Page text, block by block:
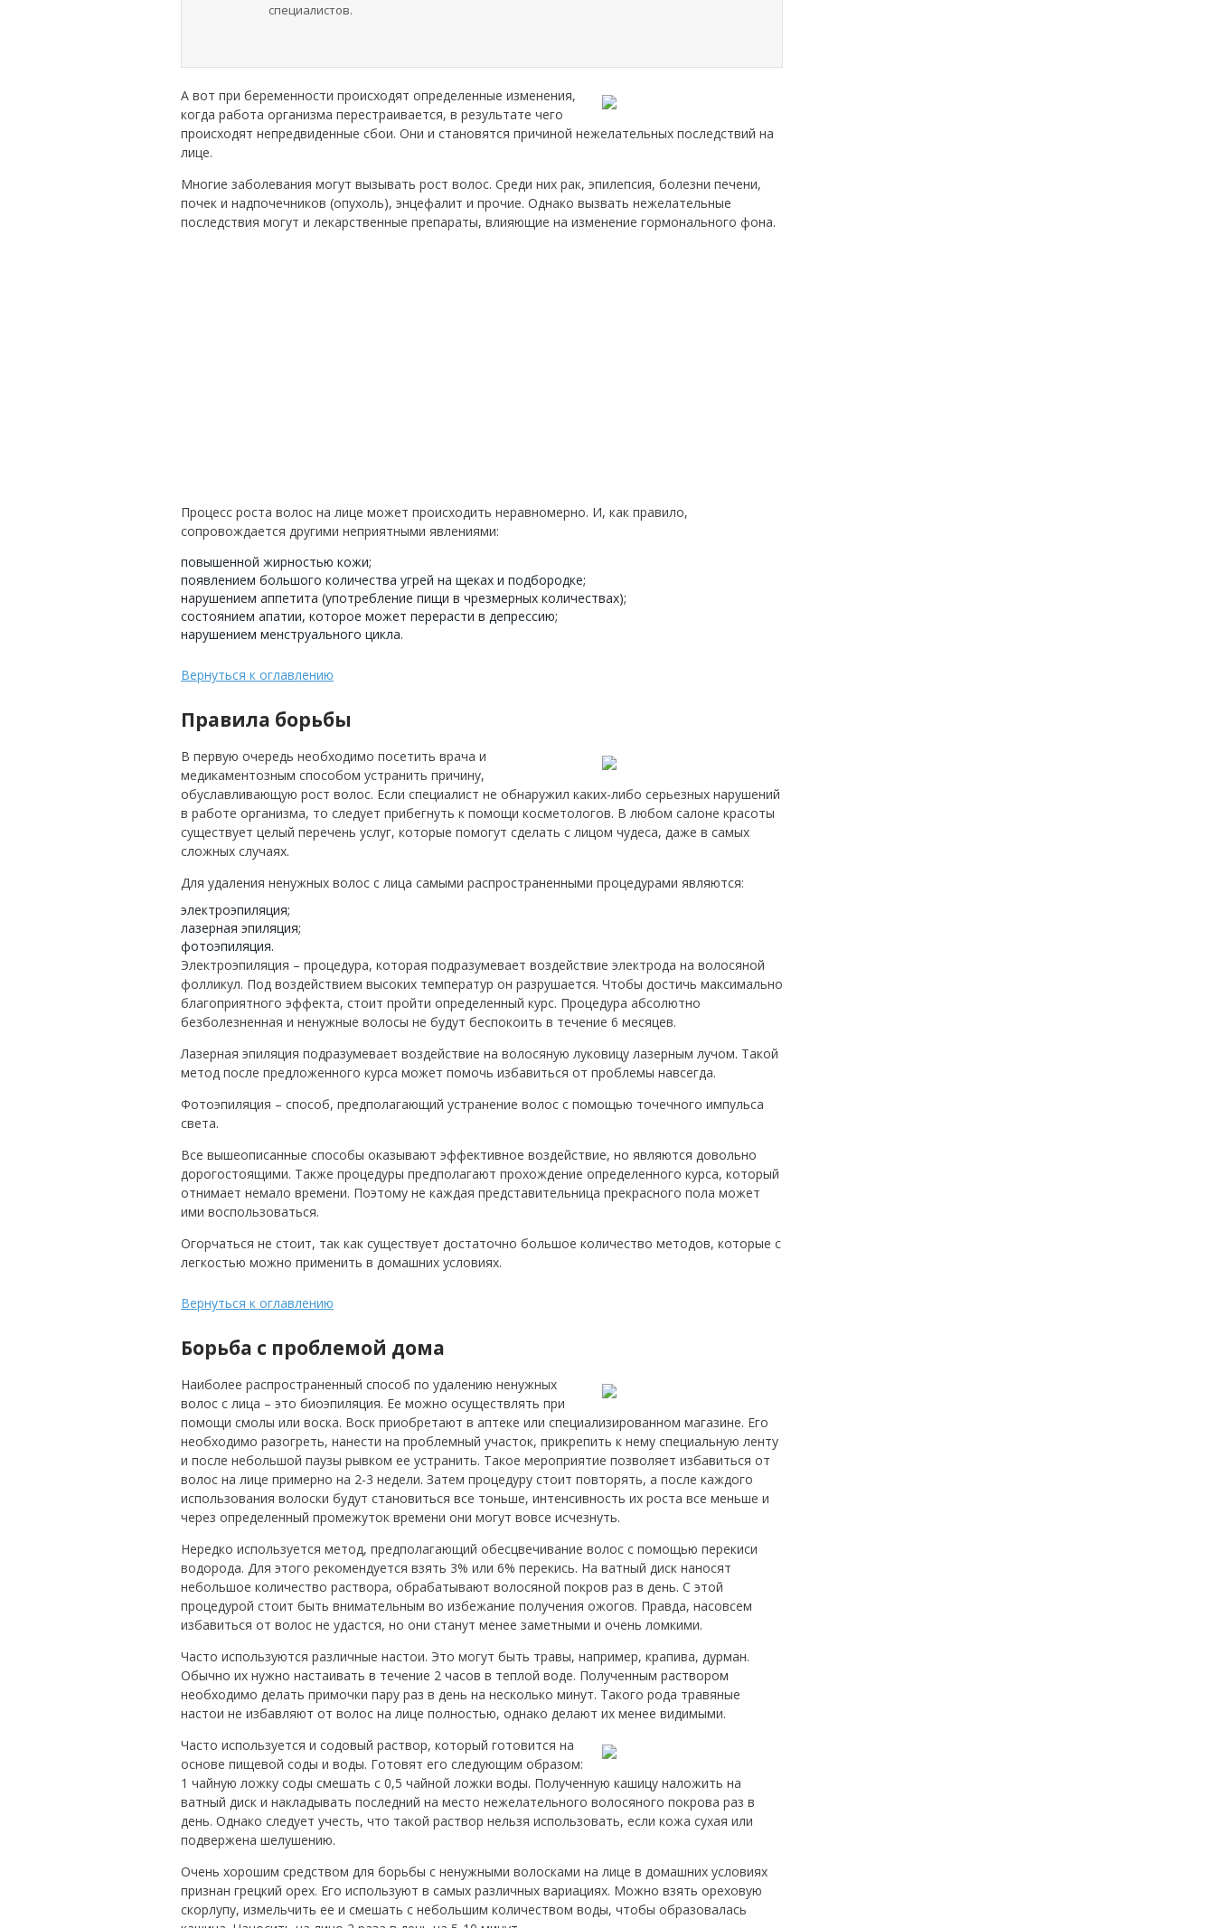
специалистов.
А вот при беременности происходят определенные изменения,
когда работа организма перестраивается, в результате чего
происходят непредвиденные сбои. Они и становятся причиной нежелательных последствий на
лице.
Многие заболевания могут вызывать рост волос. Среди них рак, эпилепсия, болезни печени,
почек и надпочечников (опухоль), энцефалит и прочие. Однако вызвать нежелательные
последствия могут и лекарственные препараты, влияющие на изменение гормонального фона.
Процесс роста волос на лице может происходить неравномерно. И, как правило,
сопровождается другими неприятными явлениями:
повышенной жирностью кожи;
появлением большого количества угрей на щеках и подбородке;
нарушением аппетита (употребление пищи в чрезмерных количествах);
состоянием апатии, которое может перерасти в депрессию;
нарушением менструального цикла.
Вернуться к оглавлению
Правила борьбы
В первую очередь необходимо посетить врача и
медикаментозным способом устранить причину,
обуславливающую рост волос. Если специалист не обнаружил каких-либо серьезных нарушений
в работе организма, то следует прибегнуть к помощи косметологов. В любом салоне красоты
существует целый перечень услуг, которые помогут сделать с лицом чудеса, даже в самых
сложных случаях.
Для удаления ненужных волос с лица самыми распространенными процедурами являются:
электроэпиляция;
лазерная эпиляция;
фотоэпиляция.
Электроэпиляция – процедура, которая подразумевает воздействие электрода на волосяной
фолликул. Под воздействием высоких температур он разрушается. Чтобы достичь максимально
благоприятного эффекта, стоит пройти определенный курс. Процедура абсолютно
безболезненная и ненужные волосы не будут беспокоить в течение 6 месяцев.
Лазерная эпиляция подразумевает воздействие на волосяную луковицу лазерным лучом. Такой
метод после предложенного курса может помочь избавиться от проблемы навсегда.
Фотоэпиляция – способ, предполагающий устранение волос с помощью точечного импульса
света.
Все вышеописанные способы оказывают эффективное воздействие, но являются довольно
дорогостоящими. Также процедуры предполагают прохождение определенного курса, который
отнимает немало времени. Поэтому не каждая представительница прекрасного пола может
ими воспользоваться.
Огорчаться не стоит, так как существует достаточно большое количество методов, которые с
легкостью можно применить в домашних условиях.
Вернуться к оглавлению
Борьба с проблемой дома
Наиболее распространенный способ по удалению ненужных
волос с лица – это биоэпиляция. Ее можно осуществлять при
помощи смолы или воска. Воск приобретают в аптеке или специализированном магазине. Его
необходимо разогреть, нанести на проблемный участок, прикрепить к нему специальную ленту
и после небольшой паузы рывком ее устранить. Такое мероприятие позволяет избавиться от
волос на лице примерно на 2-3 недели. Затем процедуру стоит повторять, а после каждого
использования волоски будут становиться все тоньше, интенсивность их роста все меньше и
через определенный промежуток времени они могут вовсе исчезнуть.
Нередко используется метод, предполагающий обесцвечивание волос с помощью перекиси
водорода. Для этого рекомендуется взять 3% или 6% перекись. На ватный диск наносят
небольшое количество раствора, обрабатывают волосяной покров раз в день. С этой
процедурой стоит быть внимательным во избежание получения ожогов. Правда, насовсем
избавиться от волос не удастся, но они станут менее заметными и очень ломкими.
Часто используются различные настои. Это могут быть травы, например, крапива, дурман.
Обычно их нужно настаивать в течение 2 часов в теплой воде. Полученным раствором
необходимо делать примочки пару раз в день на несколько минут. Такого рода травяные
настои не избавляют от волос на лице полностью, однако делают их менее видимыми.
Часто используется и содовый раствор, который готовится на
основе пищевой соды и воды. Готовят его следующим образом:
1 чайную ложку соды смешать с 0,5 чайной ложки воды. Полученную кашицу наложить на
ватный диск и накладывать последний на место нежелательного волосяного покрова раз в
день. Однако следует учесть, что такой раствор нельзя использовать, если кожа сухая или
подвержена шелушению.
Очень хорошим средством для борьбы с ненужными волосками на лице в домашних условиях
признан грецкий орех. Его используют в самых различных вариациях. Можно взять ореховую
скорлупу, измельчить ее и смешать с небольшим количеством воды, чтобы образовалась